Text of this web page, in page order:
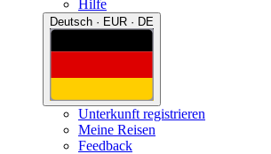
Hilfe
Deutsch · EUR · DE
Unterkunft registrieren
Meine Reisen
Feedback